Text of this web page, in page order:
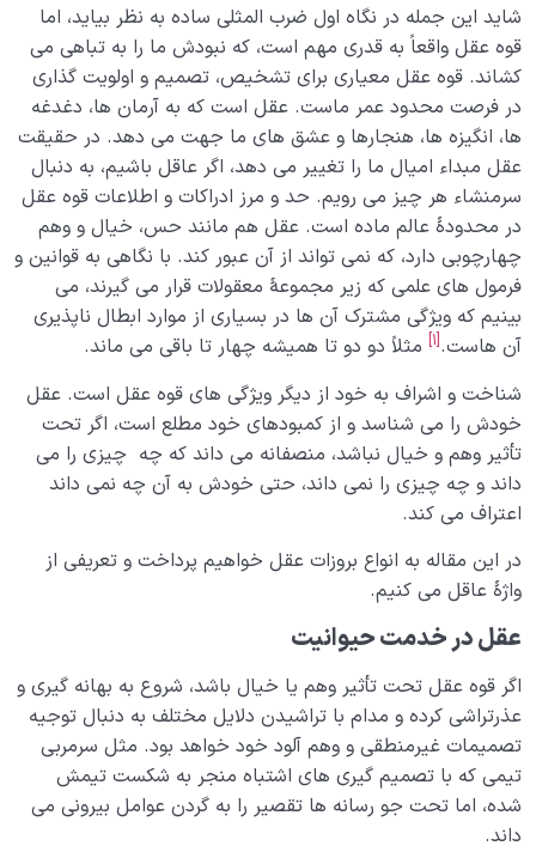
حقیقت وجود انسان چیست؟ انسان کیست؟
معرفی ابعاد وجود انسان؛ آیا انسان به‌ جز جسم بُعد دیگری
هم دارد؟
بعد جمادی چیست؟ | منشأ علاقۀ انسان به تجمّلات و
مادیات
بعد گیاهی انسان چیست | جایگاه انسان در بعد گیاهی
من حیوانی چیست؟ | ما در کدام خصلت‌ها با حیوانات
مشترکیم؟
عقل چیست؟ همیشه عقل دلیل برتری انسان نیست
منظور از «من حقیقی» در وجود انسان چیست؟ | معرفی
بالاتر از عقل یا فوق عقل
حقیقت انسان در چیست؟ چرا انسان‌ها برداشت‌های غلطی
از خود دارند؟
تعریف انسان چیست؟ آیا بازتعریف انسان و مفهوم آدمیت
ضروری است؟
انسان بی نهایت طلب است یا موجودی سیری ناپذیر؟
بررسی نقش و جایگاه انواع کمال در مراتب وجود انسان
کمالات انسانی چیستند و چه ارتباطی با شادی و آرامش ما
دارند؟
مفهوم کمال گرایی یا کمال طلبی چیست؟ آیا آن را درست
شاید این جمله در نگاه اول ضرب المثلی ساده به نظر بیاید، اما
قوه عقل واقعاً به قدری مهم است، که نبودش ما را به تباهی می
کشاند. قوه عقل معیاری برای تشخیص، تصمیم و اولویت گذاری
در فرصت محدود عمر ماست. عقل است که به آرمان ها، دغدغه
ها، انگیزه ها، هنجارها و عشق­ های ما جهت می دهد. در حقیقت
عقل مبداء امیال ما را تغییر می دهد، اگر عاقل باشیم، به دنبال
سرمنشاء هر چیز می رویم. حد و مرز ادراکات و اطلاعات قوه عقل
در محدودۀ عالم ماده است. عقل هم مانند حس، خیال و وهم
چهارچوبی دارد، که نمی تواند از آن عبور کند. با نگاهی به قوانین و
فرمول های علمی که زیر مجموعۀ معقولات قرار می گیرند، می
بینیم که ویژگی مشترک آن ها در بسیاری از موارد ابطال ناپذیری
آن هاست.[1]
مثلاً دو دو تا همیشه چهار تا باقی می ماند.
شناخت و اشراف به خود از دیگر ویژگی های قوه عقل است. عقل
خودش را می شناسد و از کمبودهای خود مطلع است، اگر تحت
تأثیر وهم و خیال نباشد، منصفانه می داند که چه چیزی را می
داند و چه چیزی را نمی داند، حتی خودش به آن چه نمی داند
اعتراف می کند.
در این مقاله به انواع بروزات عقل خواهیم پرداخت و تعریفی از
واژۀ عاقل می کنیم.
عقل در خدمت حیوانیت
اگر قوه عقل تحت تأثیر وهم یا خیال باشد، شروع به بهانه گیری و
عذرتراشی کرده و مدام با تراشیدن دلایل مختلف به دنبال توجیه
تصمیمات غیرمنطقی و وهم آلود خود خواهد بود. مثل سرمربی
تیمی که با تصمیم گیری های اشتباه منجر به شکست تیمش
شده، اما تحت جو رسانه ها تقصیر را به گردن عوامل بیرونی می
داند.